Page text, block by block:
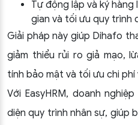
Tự động lập và ký
gian và tối ưu quy trình
Giải pháp này giúp Dihafo
giảm thiểu rủi ro giả mạo,
tính bảo mật và tối ưu chi phí
Với EasyHRM, doanh
diện quy trình nhân sự, giúp